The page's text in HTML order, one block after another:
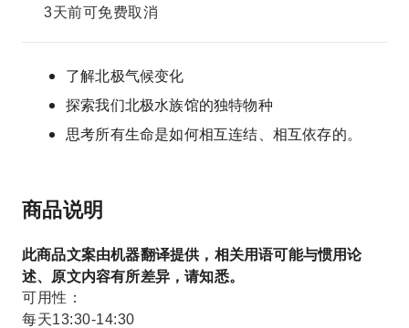
3天前可免费取消
了解北极气候变化
探索我们北极水族馆的独特物种
思考所有生命是如何相互连结、相互依存的。
商品说明
此商品文案由机器翻译提供，相关用语可能与惯用论
述、原文内容有所差异，请知悉。
可用性：
每天13:30-14:30